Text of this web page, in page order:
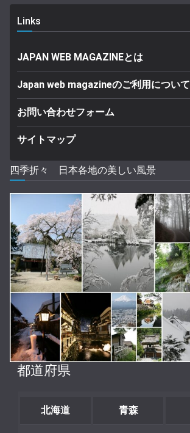
Links
JAPAN WEB MAGAZINEとは
Japan web magazineのご利用について
お問い合わせフォーム
サイトマップ
四季折々 日本各地の美しい風景
都道府県
北海道 青森